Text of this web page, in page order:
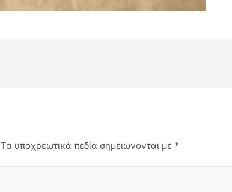
Τα υποχρεωτικά πεδία σημειώνονται με *